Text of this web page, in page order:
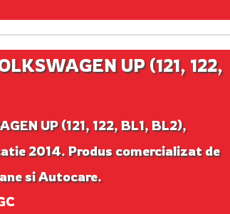
UP (121, 122,
UP (121, 122, BL1, BL2),
2014. Produs comercializat de
si Autocare.